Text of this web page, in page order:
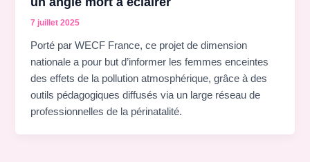
7 juillet 2025
Porté par WECF France, ce projet de dimension
nationale a pour but d’informer les femmes enceintes
des effets de la pollution atmosphérique, grâce à des
outils pédagogiques diffusés via un large réseau de
professionnelles de la périnatalité.